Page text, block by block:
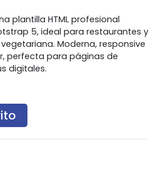
plantilla HTML profesional
5, ideal para restaurantes y
Moderna, responsive
perfecta para páginas de
digitales.